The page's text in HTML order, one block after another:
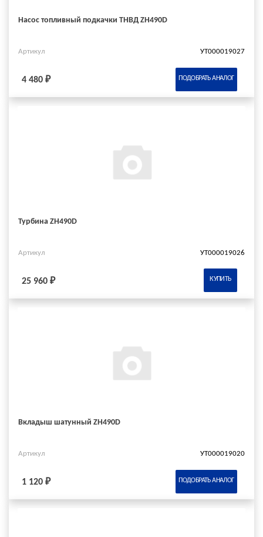
Насос топливный подкачки ТНВД ZH490D
Артикул УТ000019027
4 480 ₽ ПОДОБРАТЬ АНАЛОГ
Турбина ZH490D
Артикул УТ000019026
25 960 ₽ КУПИТЬ
Вкладыш шатунный ZH490D
Артикул УТ000019020
1 120 ₽ ПОДОБРАТЬ АНАЛОГ